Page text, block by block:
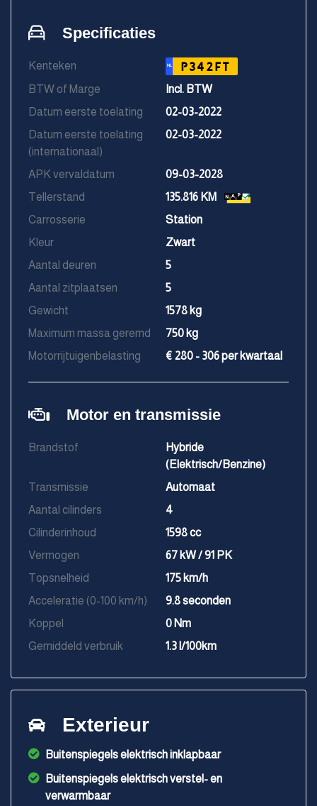
Specificaties
Kenteken NL P342FT
BTW of Marge
Incl. BTW
Datum eerste toelating
02-03-2022
Datum eerste toelating
(internationaal)
02-03-2022
APK vervaldatum
09-03-2028
Tellerstand
135.816 KM
Carrosserie
Station
Kleur
Zwart
Aantal deuren
5
Aantal zitplaatsen
5
Gewicht
1578 kg
Maximum massa geremd
750 kg
Motorrijtuigenbelasting
€ 280 - 306 per kwartaal
Motor en transmissie
Brandstof
Hybride
(Elektrisch/Benzine)
Transmissie
Automaat
Aantal cilinders
4
Cilinderinhoud
1598 cc
Vermogen
67 kW / 91 PK
Topsnelheid
175 km/h
Acceleratie (0-100 km/h)
9.8 seconden
Koppel
0 Nm
Gemiddeld verbruik
1.3 l/100km
Exterieur
Buitenspiegels elektrisch inklapbaar
Buitenspiegels elektrisch verstel- en
verwarmbaar